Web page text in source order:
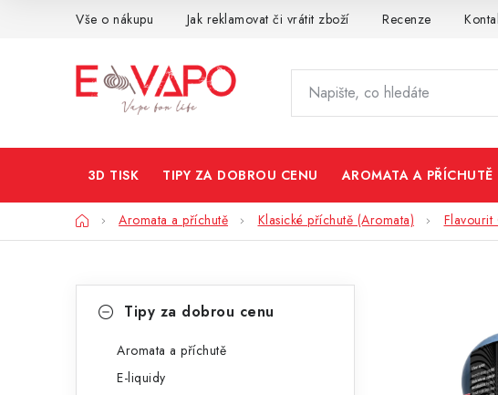
Vše o nákupu Jak reklamovat či vrátit zboží Recenze
3D TISK TIPY ZA DOBROU CENU AROMATA A PŘÍCHUTĚ
DomůAromata a příchutě Klasické příchutě (Aromata) Flavourit
kategorieTipy za dobrou cenu
Aromata a příchutě
E-liquidy